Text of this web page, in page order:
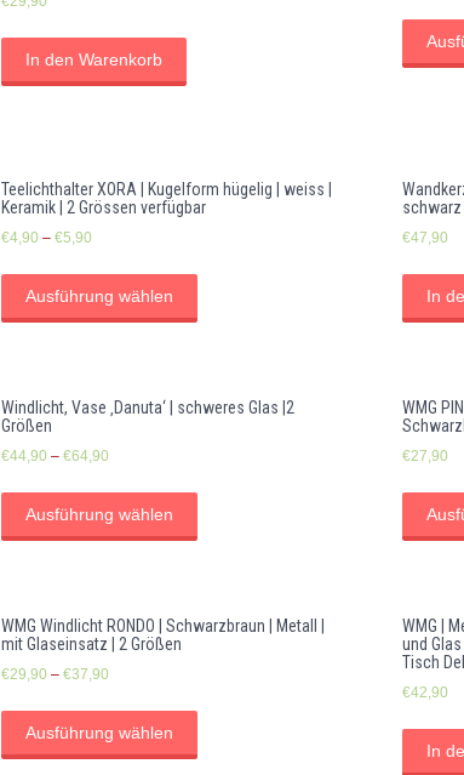
In den Warenkorb
Teelichthalter XORA | Kugelform hügelig | weiss |
Keramik | 2 Grössen verfügbar
€4,90 – €5,90
Ausführung wählen
schwarz
€47,90
In
Windlicht, Vase ‚Danuta‘ | schweres Glas |2
Größen
€44,90 – €64,90
Ausführung wählen
WMG
€27,90
WMG Windlicht RONDO | Schwarzbraun | Metall |
mit Glaseinsatz | 2 Größen
€29,90 – €37,90
Ausführung wählen
WMG |
und
Tisch
€42,90
In